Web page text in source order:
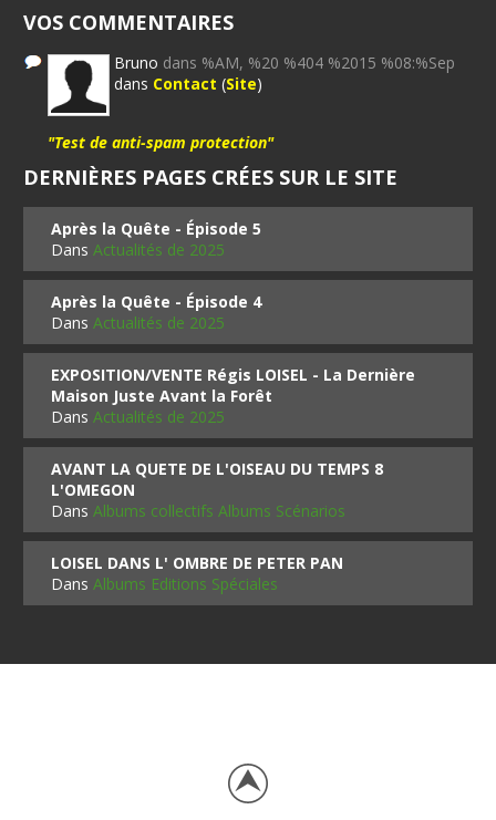
VOS COMMENTAIRES
Bruno dans %AM, %20 %404 %2015 %08:%Sep
dans Contact (Site)
"Test de anti-spam protection"
DERNIÈRES PAGES CRÉES SUR LE SITE
Après la Quête - Épisode 5
DansActualités de 2025
Après la Quête - Épisode 4
DansActualités de 2025
EXPOSITION/VENTE Régis LOISEL - La Dernière
Maison Juste Avant la Forêt
DansActualités de 2025
AVANT LA QUETE DE L'OISEAU DU TEMPS 8
L'OMEGON
DansAlbums collectifs Albums Scénarios
LOISEL DANS L' OMBRE DE PETER PAN
DansAlbums Editions Spéciales